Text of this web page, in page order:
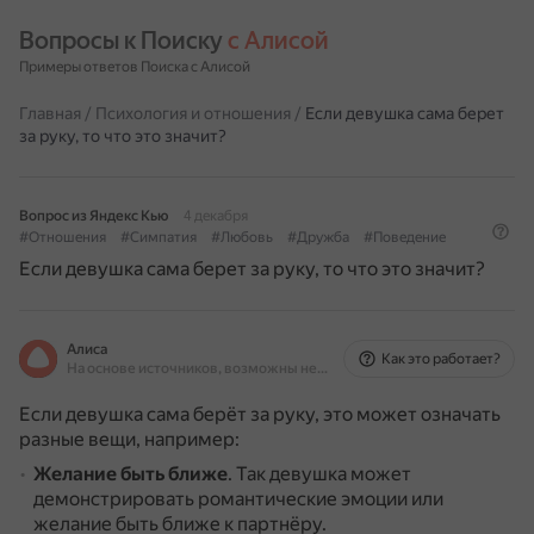
Вопросы к Поиску с Алисой
Примеры ответов Поиска с Алисой
Главная / Психология и отношения / Если девушка сама берет
за руку, то что это значит?
Вопрос из Яндекс Кью
4 декабря
#Отношения
#Симпатия #Любовь #Дружба #Поведение
Если девушка сама берет за руку, то что это значит?
Алиса
На основе источников, возможны неточности
Как это работает?
Если девушка сама берёт за руку, это может означать
разные вещи, например:
Желание быть ближе. Так девушка может
демонстрировать романтические эмоции или
желание быть ближе к партнёру.